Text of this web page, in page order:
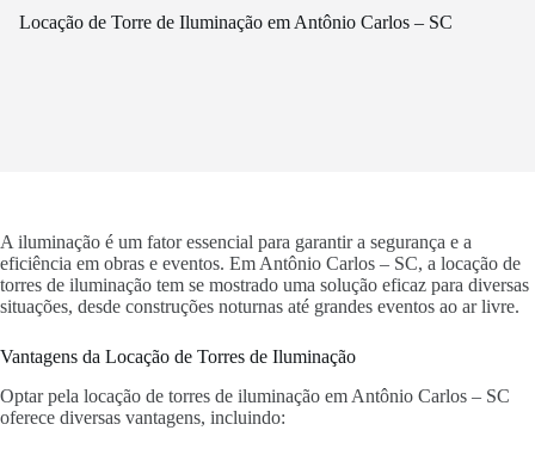
Locação de Torre de Iluminação em Antônio Carlos – SC
A iluminação é um fator essencial para garantir a segurança e a
eficiência em obras e eventos. Em Antônio Carlos – SC, a locação de
torres de iluminação tem se mostrado uma solução eficaz para diversas
situações, desde construções noturnas até grandes eventos ao ar livre.
Vantagens da Locação de Torres de Iluminação
Optar pela locação de torres de iluminação em Antônio Carlos – SC
oferece diversas vantagens, incluindo: